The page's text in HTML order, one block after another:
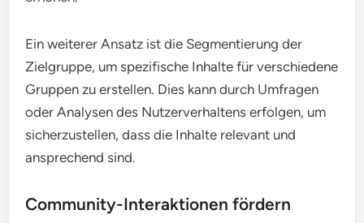
Ein weiterer Ansatz ist die Segmentierung der
Zielgruppe, um spezifische Inhalte für verschiedene
Gruppen zu erstellen. Dies kann durch Umfragen
oder Analysen des Nutzerverhaltens erfolgen, um
sicherzustellen, dass die Inhalte relevant und
ansprechend sind.
Community-Interaktionen fördern